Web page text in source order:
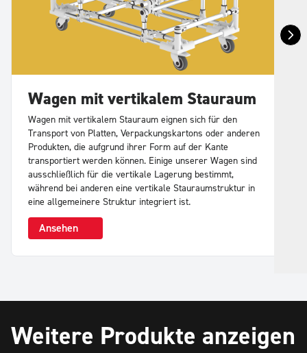
Wagen mit vertikalem Stauraum
Wagen mit vertikalem Stauraum eignen sich für den
Transport von Platten, Verpackungskartons oder anderen
Produkten, die aufgrund ihrer Form auf der Kante
transportiert werden können. Einige unserer Wagen sind
ausschließlich für die vertikale Lagerung bestimmt,
während bei anderen eine vertikale Stauraumstruktur in
eine allgemeinere Struktur integriert ist.
Ansehen
Weitere Produkte anzeigen